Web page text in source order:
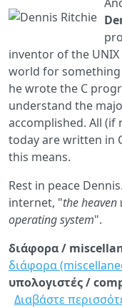
inventor of the
world for something
he wrote the C
understand the
accomplished. All (if
today are written in
this means.
Rest in peace
internet, "the
operating system".
διάφορα /
διάφορα
υπολογιστές /
Διαβάστε